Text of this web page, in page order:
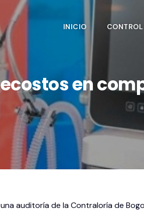
INICIO
en
auditoría de la Contraloría de